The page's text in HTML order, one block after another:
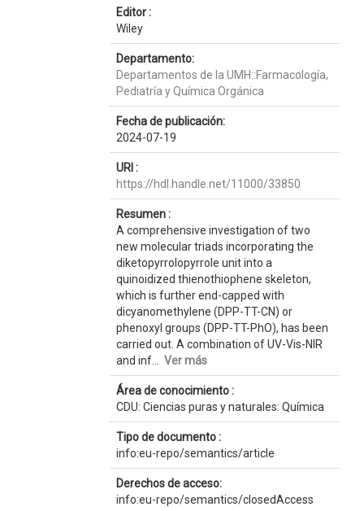
Editor :
Wiley
Departamento:
Departamentos de la UMH::Farmacología,
Pediatría y Química Orgánica
Fecha de publicación:
2024-07-19
URI :
https://hdl.handle.net/11000/33850
Resumen :
A comprehensive investigation of two
new molecular triads incorporating the
diketopyrrolopyrrole unit into a
quinoidized thienothiophene skeleton,
which is further end-capped with
dicyanomethylene (DPP-TT-CN) or
phenoxyl groups (DPP-TT-PhO), has been
carried out. A combination of UV-Vis-NIR
and inf... Ver más
Área de conocimiento :
CDU: Ciencias puras y naturales: Química
Tipo de documento :
info:eu-repo/semantics/article
Derechos de acceso:
info:eu-repo/semantics/closedAccess